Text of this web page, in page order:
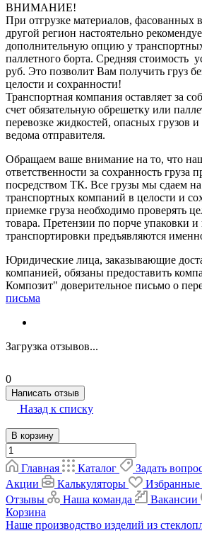
ВНИМАНИЕ!
При отгрузке материалов, фасованных
другой регион настоятельно
дополнительную опцию у
паллетного борта. Средняя стоимость
руб. Это позволит Вам получить груз
целости и сохранности!
Транспортная компания оставляет за
счет обязательную обрешетку или
перевозке жидкостей, опасных грузов и
ведома отправителя.
Обращаем ваше внимание на то, что
ответственности за сохранность груза
посредством ТК. Все грузы мы сдаем
транспортных компаний в целости и
приемке груза необходимо проверять
товара. Претензии по порче упаковки и
транспортировки предъявляются
Юридические лица, заказывающие
компанией, обязаны предоставить
Композит" доверительное письмо о
письма
Загрузка отзывов...
0
Написать отзыв
Назад к списку
В корзину
Главная Каталог Задать
Акции
Калькуляторы Избранные
Отзывы
Наша команда Вакансии
Корзина
Наше производство изделий из